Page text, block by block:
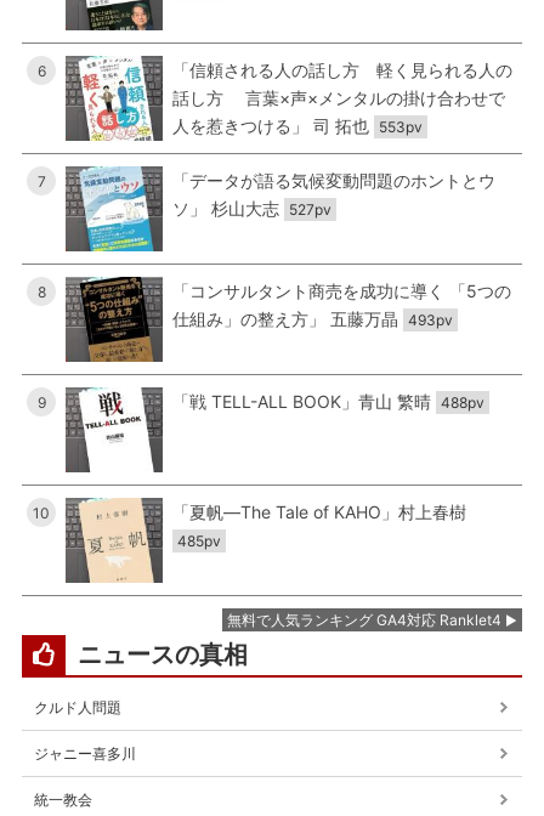
6
「信頼される人の話し方 軽く見られる人の
話し方 言葉×声×メンタルの掛け合わせで
人を惹きつける」 司 拓也 553pv
7
「データが語る気候変動問題のホントとウ
ソ」 杉山大志 527pv
8
「コンサルタント商売を成功に導く 「5つの
仕組み」の整え方」 五藤万晶 493pv
9 「戦 TELL-ALL BOOK」青山 繁晴 488pv
10 「夏帆―The Tale of KAHO」村上春樹
485pv
無料で人気ランキング GA4対応 Ranklet4
ニュースの真相
クルド人問題
ジャニー喜多川
統一教会